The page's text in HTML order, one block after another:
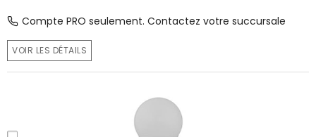
Compte PRO seulement. Contactez votre succursale
VOIR LES DÉTAILS